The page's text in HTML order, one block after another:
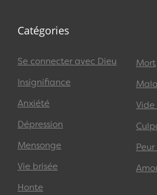
Catégories
Se connecter avec Dieu
Insignifiance
Anxiété
Dépression
Mensonge
Vie brisée
Honte
Mort